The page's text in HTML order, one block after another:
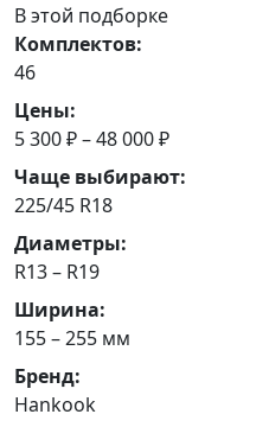
В этой подборке
Комплектов:
46
Цены:
5 300 ₽ – 48 000 ₽
Чаще выбирают:
225/45 R18
Диаметры:
R13 – R19
Ширина:
155 – 255 мм
Бренд:
Hankook